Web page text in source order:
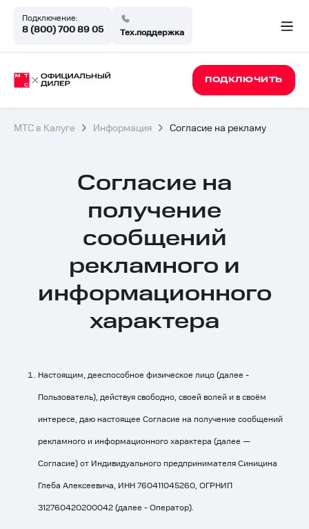
Подключение:
8 (800) 700 89 05 Тех.поддержка
ПОДКЛЮЧИТЬ
МТС в Калуге Информация Согласие на рекламу
Согласие на
получение
сообщений
рекламного и
информационного
характера
партнёр
МТС
в
Калуге
Настоящим, дееспособное физическое лицо (далее -
Пользователь), действуя свободно, своей волей и в своём
интересе, даю настоящее Согласие на получение сообщений
рекламного и информационного характера (далее —
Согласие) от Индивидуального предпринимателя Синицина
Глеба Алексеевича, ИНН 760411045260, ОГРНИП
312760420200042 (далее - Оператор).